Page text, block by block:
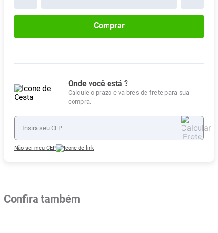
Comprar
Onde você está ?
Calcule o prazo e valores de frete para sua
compra.
Não sei meu CEP
Confira também